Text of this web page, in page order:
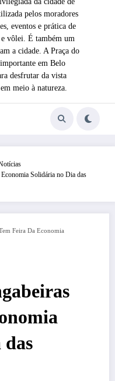
pelos moradores
eventos e prática de
vôlei. É também um
a cidade. A Praça do
em Belo
desfrutar da vista
meio à natureza.
Solidária no Dia das
Feira Da Economia